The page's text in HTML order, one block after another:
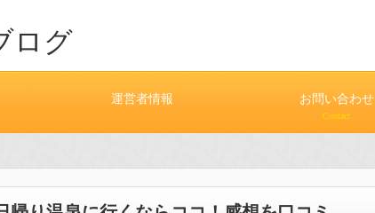
ログ
運営者情報 お問い合わせ
Contact